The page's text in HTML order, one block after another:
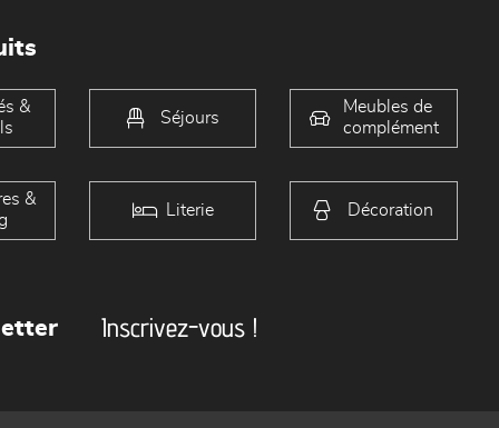
&
Séjours
Meubles de
complément
&
Literie Décoration
Inscrivez-vous !